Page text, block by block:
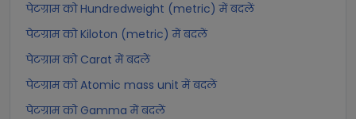
पेटग्राम को Hundredweight (metric) में बदलें
पेटग्राम को Kiloton (metric) में बदलें
पेटग्राम को Carat में बदलें
पेटग्राम को Atomic mass unit में बदलें
पेटग्राम को Gamma में बदलें